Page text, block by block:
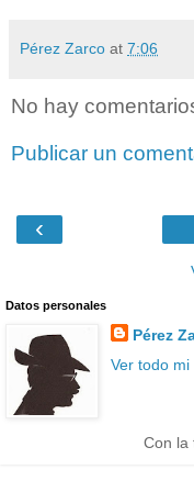
Pérez Zarco at 7:06
No hay
Publicar un
‹
Datos personales
Pérez
Ver todo mi
Con la